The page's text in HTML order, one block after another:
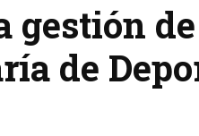
gestión
de